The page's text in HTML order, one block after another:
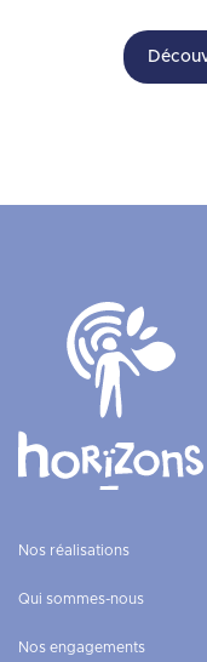
Nos réalisations
Qui sommes-nous
Nos engagements